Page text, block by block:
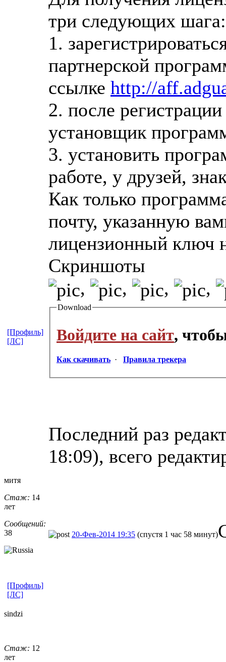
три следующих шага:
1.
партнерской
ссылке http://
2. после
установщик
3. установить
работе, у друзей,
Как только
почту, указанную
лицензионный ключ
Скриншоты
,
, , ,
Download
Войдите на сайт,
Как скачивать · Правила трекера
Последний раз
18:09), всего
[Профиль]
[ЛС]
митя
Стаж: 14
лет
Сообщений:
38
20-Фев-2014 19:35 (спустя 1 час 58 минут)
[Профиль]
[ЛС]
sindzi
Стаж: 12
лет